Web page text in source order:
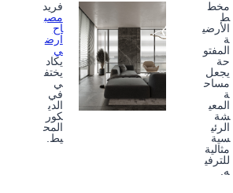
مخط
ط
الأرضي
ة
المفتو
حة
يجعل
مساح
ة
المعي
شة
الرئي
سية
مثالية
للترفي
ه.
فريد
مصب
اح
ارض
ي
يكاد
يختف
ي
في
الدي
كور
المح
يط.